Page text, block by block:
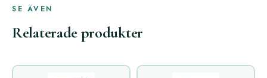
SE ÄVEN
Relaterade produkter